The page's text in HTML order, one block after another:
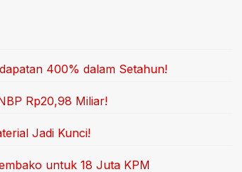
400% dalam Setahun!
Rp20,98 Miliar!
Jadi Kunci!
untuk 18 Juta KPM